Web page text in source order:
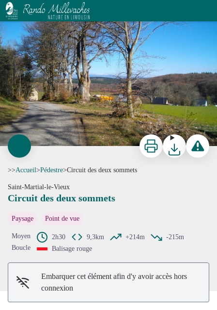
Circuit des deux sommets
G.Salat - CC HCC
ImprimerTéléchargerSignaler
>>Accueil>Pédestre>Circuit des deux sommets
Saint-Martial-le-Vieux
Circuit des deux sommets
Paysage Point de vue
Moyen 2h30 9,3km +214m
-215m
Boucle
Balisage rouge
Embarquer cet élément afin d'y avoir accès hors
connexion